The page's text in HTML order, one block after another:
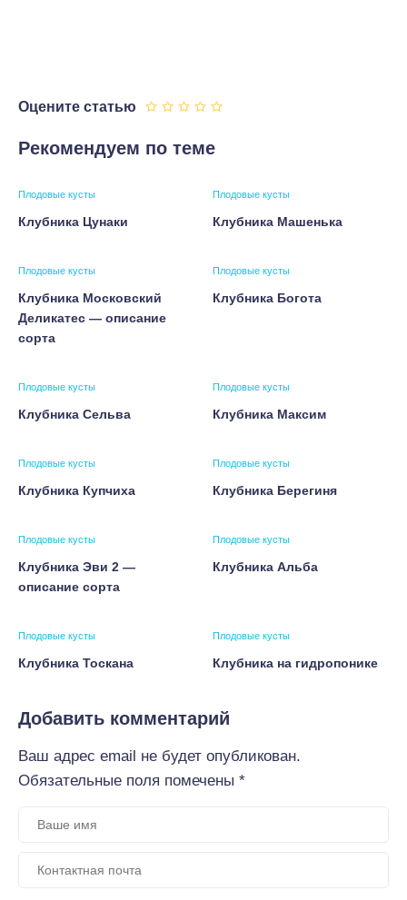
Оцените статью
Рекомендуем по теме
Плодовые кусты
Клубника Цунаки
Плодовые кусты
Клубника Машенька
Плодовые кусты
Клубника Московский
Деликатес — описание
сорта
Плодовые кусты
Клубника Богота
Плодовые кусты
Клубника Сельва
Плодовые кусты
Клубника Максим
Плодовые кусты
Клубника Купчиха
Плодовые кусты
Клубника Берегиня
Плодовые кусты
Клубника Эви 2 —
описание сорта
Плодовые кусты
Клубника Альба
Плодовые кусты
Клубника Тоскана
Плодовые кусты
Клубника на гидропонике
Добавить комментарий
Ваш адрес email не будет опубликован.
Обязательные поля помечены *